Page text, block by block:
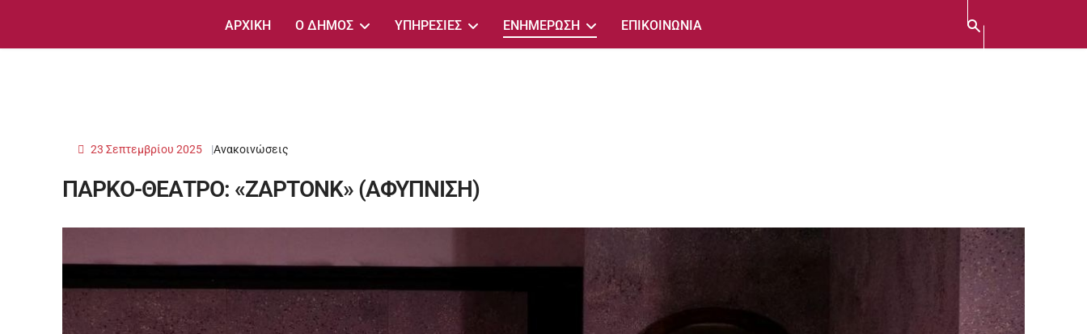
ΑΡΧΙΚΗ Ο ΔΗΜΟΣ ΥΠΗΡΕΣΙΕΣ ΕΝΗΜΕΡΩΣΗ ΕΠΙΚΟΙΝΩΝΙΑ
Ανακοινώσεις
23 Σεπτεμβρίου 2025
ΠΑΡΚΟ-ΘΕΑΤΡΟ: «ΖΑΡΤΟΝΚ» (ΑΦΥΠΝΙΣΗ)